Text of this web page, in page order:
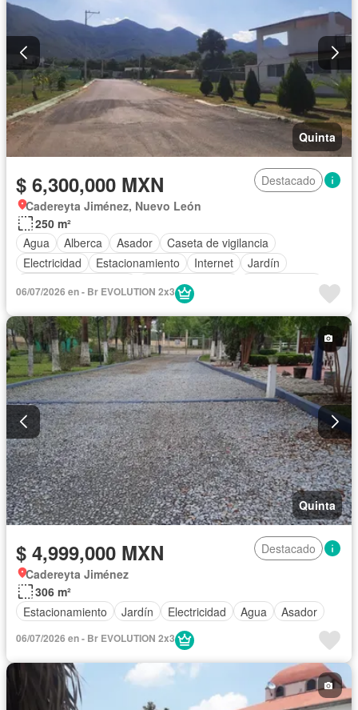
Quinta
$ 6,300,000 MXN
Destacado
Cadereyta Jiménez, Nuevo León
250 m²
Agua
Alberca Asador
Caseta de vigilancia
Electricidad
Estacionamiento Internet
Jardín
Vista panorámica
06/07/2026 en - Br EVOLUTION 2x3
Quinta
$ 4,999,000 MXN
Destacado
Cadereyta Jiménez
306 m²
Estacionamiento
Jardín Electricidad Agua Asador
06/07/2026 en - Br EVOLUTION 2x3